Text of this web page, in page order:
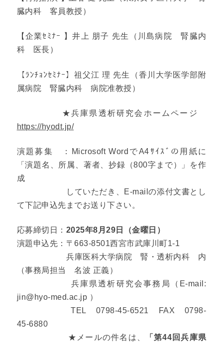
臓内科 客員教授）
【企業ｾﾐﾅｰ 】井上 朋子 先生（川島病院 腎臓内
科 医長）
【ﾗﾝﾁｮﾝｾﾐﾅｰ】祖父江 理 先生（香川大学医学部附
属病院 腎臓内科 病院准教授）
★兵庫県透析研究会ホームページ
https://hyodt.jp/
演題募集 ：Microsoft WordでA4ｻｲｽﾞの用紙に
「演題名、所属、著者、抄録（800字まで）」を作
成
していただき、E-mailの添付文書とし
て下記申込先までお送り下さい。
応募締切日： 2025年8月29日（金曜日）
演題申込先：〒663‐8501西宮市武庫川町1‐1
兵庫医科大学病院 腎・透析内科 内
（事務局担当 名波 正義）
兵庫県透析研究会事務局（E-mail:
jin@hyo-med.ac.jp ）
TEL 0798‐45‐6521 FAX 0798‐
45‐6880
★メールの件名は、
「第44回兵庫県